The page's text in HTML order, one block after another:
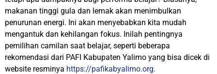
makanan tinggi gula dan lemak akan menimbulkan
penurunan energi. Ini akan menyebabkan kita mudah
mengantuk dan kehilangan fokus. Inilah pentingnya
pemilihan camilan saat belajar, seperti beberapa
rekomendasi dari PAFI Kabupaten Yalimo yang bisa dicek di
website resminya https://pafikabyalimo.org.